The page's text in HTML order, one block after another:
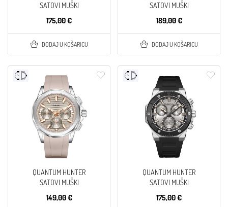
SATOVI MUŠKI
175,00 €
DODAJ U KOŠARICU
SATOVI MUŠKI
189,00 €
DODAJ U KOŠARICU
QUANTUM HUNTER
SATOVI MUŠKI
149,00 €
QUANTUM HUNTER
SATOVI MUŠKI
175,00 €